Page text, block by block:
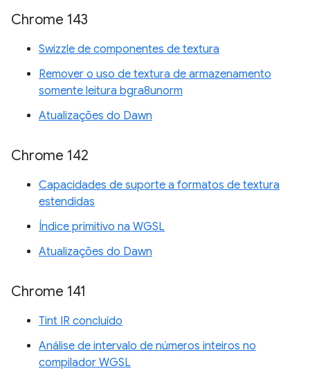
Chrome 143
Swizzle de componentes de textura
Remover o uso de textura de armazenamento
somente leitura bgra8unorm
Atualizações do Dawn
Chrome 142
Capacidades de suporte a formatos de textura
estendidas
Índice primitivo na WGSL
Atualizações do Dawn
Chrome 141
Tint IR concluído
Análise de intervalo de números inteiros no
compilador WGSL